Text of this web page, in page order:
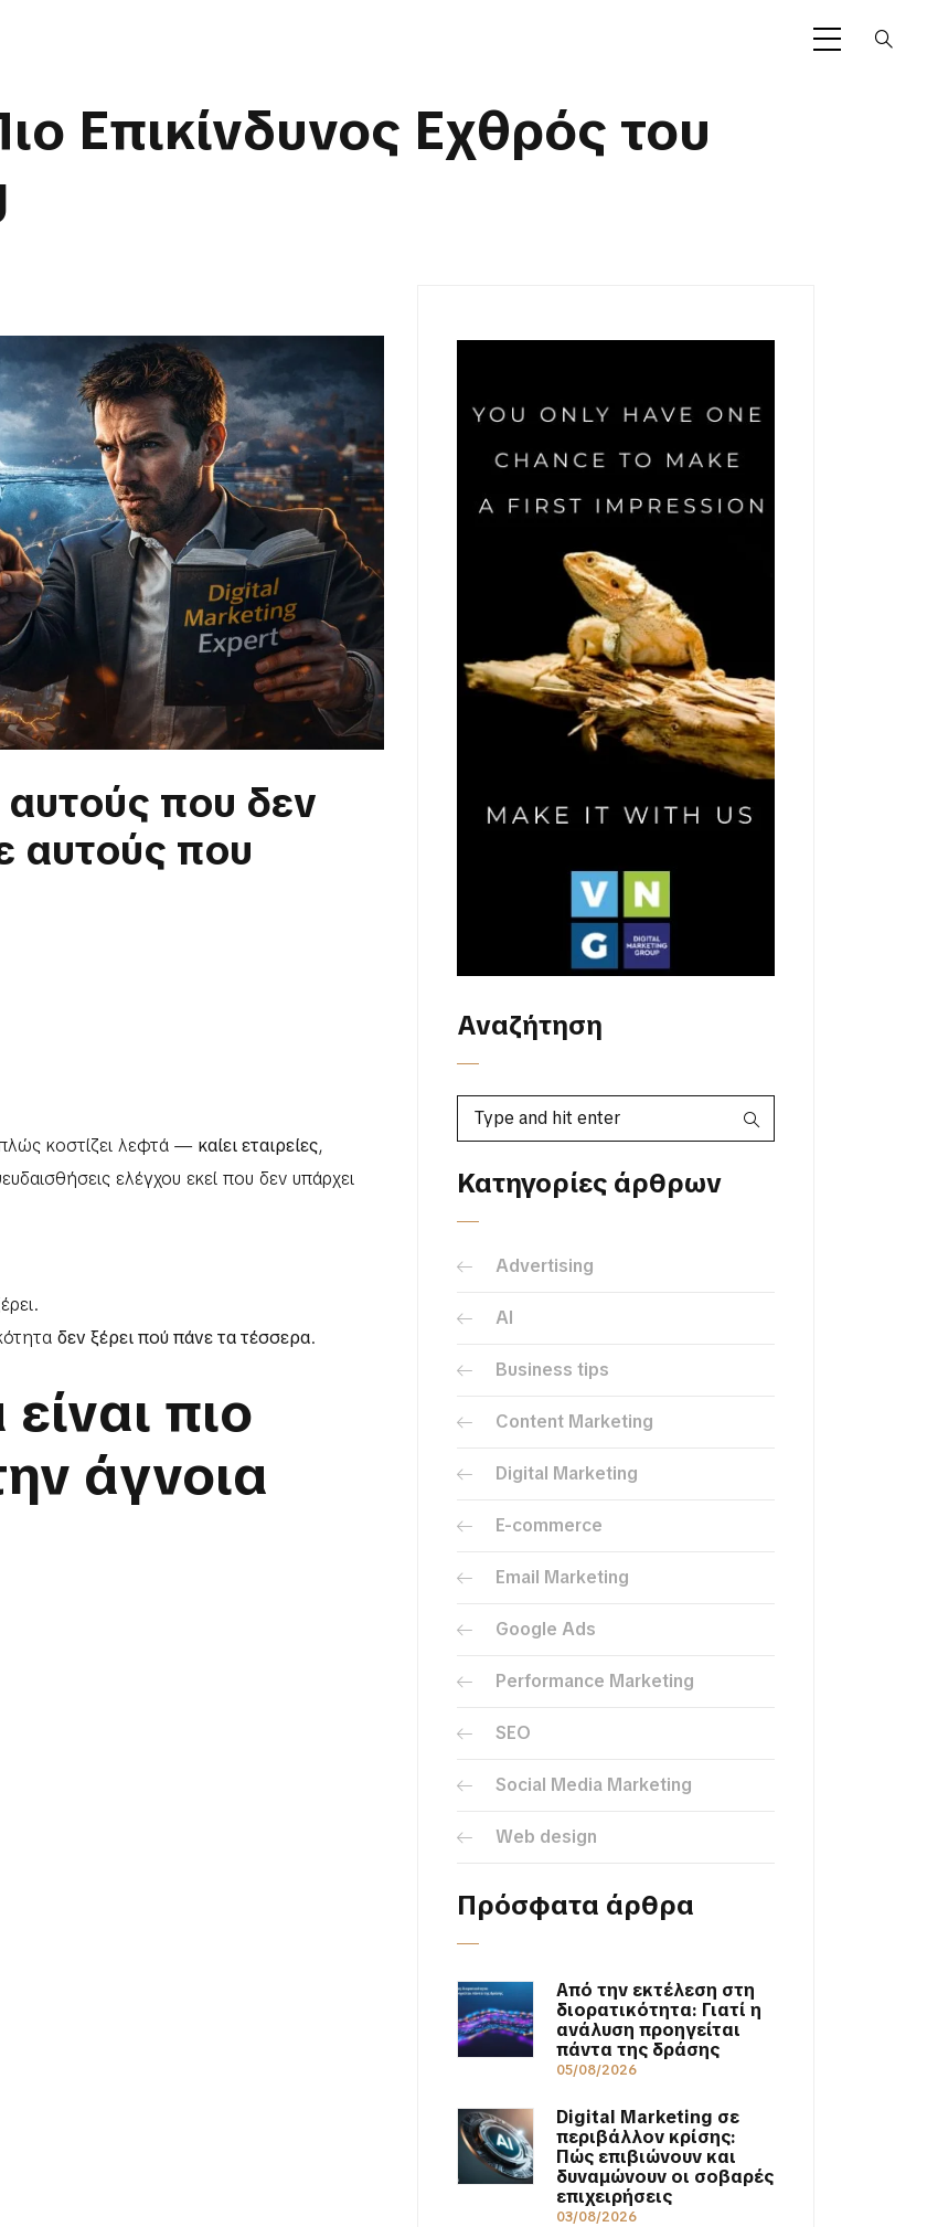
Επικίνδυνος Εχθρός του
που δεν
αυτούς που
κοστίζει λεφτά — καίει εταιρείες,
ελέγχου εκεί που δεν υπάρχει
δεν ξέρει πού πάνε τα τέσσερα.
πιο
άγνοια
Αναζήτηση
Κατηγορίες άρθρων
Advertising
AI
Business tips
Content Marketing
Digital Marketing
E-commerce
Email Marketing
Google Ads
Performance Marketing
SEO
Social Media Marketing
Web design
Πρόσφατα άρθρα
Από την εκτέλεση στη
διορατικότητα: Γιατί η
ανάλυση προηγείται
πάντα της δράσης
05/08/2026
Digital Marketing σε
περιβάλλον κρίσης:
Πώς επιβιώνουν και
δυναμώνουν οι σοβαρές
επιχειρήσεις
03/08/2026